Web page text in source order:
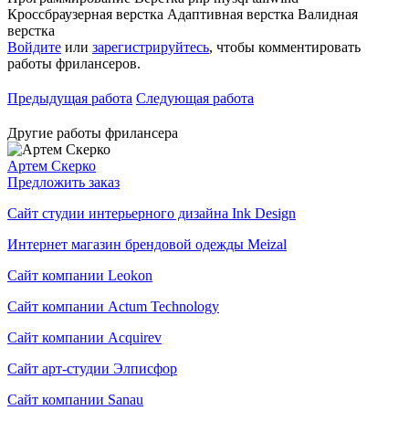
Кроссбраузерная верстка Адаптивная верстка Валидная
верстка
Войдите или зарегистрируйтесь, чтобы комментировать
работы фрилансеров.
Предыдущая работа Следующая работа
Другие работы фрилансера
Артем Скерко
Предложить заказ
Сайт студии интерьерного дизайна Ink Design
Интернет магазин брендовой одежды Meizal
Сайт компании Leokon
Сайт компании Actum Technology
Сайт компании Acquirev
Сайт арт-студии Элписфор
Сайт компании Sanau